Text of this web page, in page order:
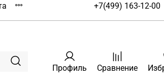
+7(499) 163-12-00
Профиль Сравнение